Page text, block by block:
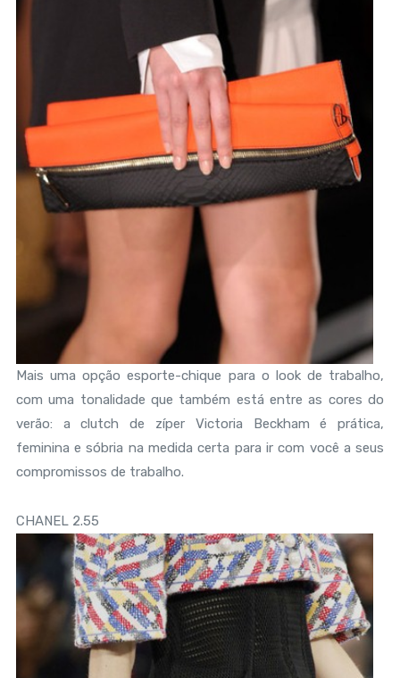
Mais uma opção esporte-chique para o look de trabalho,
com uma tonalidade que também está entre as cores do
verão: a clutch de zíper Victoria Beckham é prática,
feminina e sóbria na medida certa para ir com você a seus
compromissos de trabalho.
CHANEL 2.55